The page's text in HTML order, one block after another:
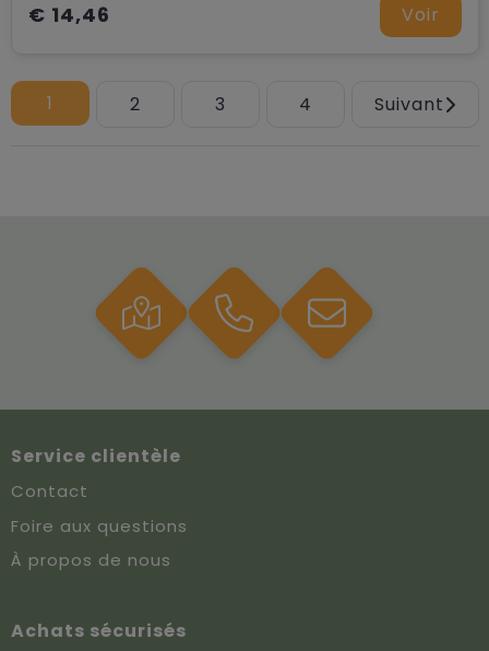
€ 14,46 Voir
1 2 3 4 Suivant
Service clientèle
Contact
Foire aux questions
À propos de nous
Achats sécurisés